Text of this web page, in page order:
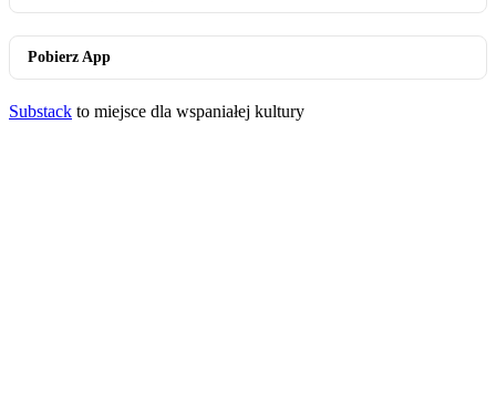
Pobierz App
Substack to miejsce dla wspaniałej kultury